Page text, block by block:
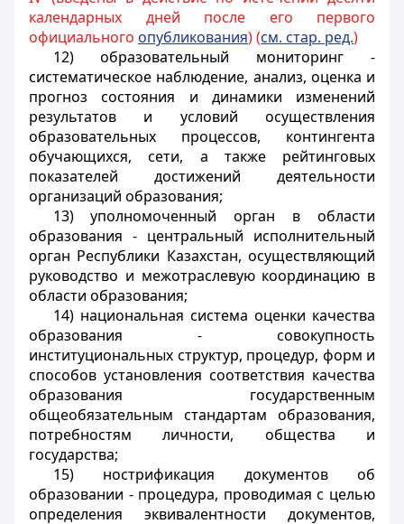
календарных дней после его первого
официального опубликования) (см. стар. ред.)
12) образовательный мониторинг -
систематическое наблюдение, анализ, оценка и
прогноз состояния и динамики изменений
результатов и условий осуществления
образовательных процессов, контингента
обучающихся, сети, а также рейтинговых
показателей достижений деятельности
организаций образования;
13) уполномоченный орган в области
образования - центральный исполнительный
орган Республики Казахстан, осуществляющий
руководство и межотраслевую координацию в
области образования;
14) национальная система оценки качества
образования - совокупность
институциональных структур, процедур, форм и
способов установления соответствия качества
образования государственным
общеобязательным стандартам образования,
потребностям личности, общества и
государства;
15) нострификация документов об
образовании - процедура, проводимая с целью
определения эквивалентности документов,